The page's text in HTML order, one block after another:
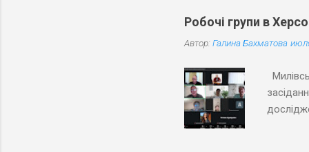
Робочі групи в
Автор: Галина Бахматова